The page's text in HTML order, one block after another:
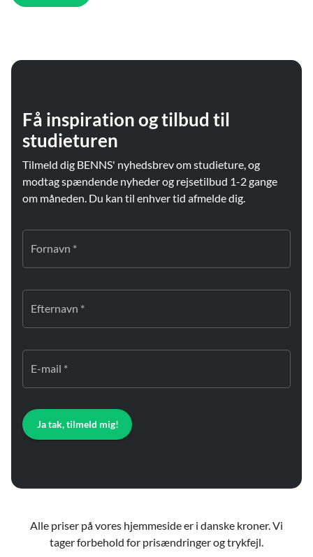
Få inspiration og tilbud til
studieturen
Tilmeld dig BENNS' nyhedsbrev om studieture, og
modtag spændende nyheder og rejsetilbud 1-2 gange
om måneden. Du kan til enhver tid afmelde dig.
Fornavn *
Efternavn *
E-mail *
Ja tak, tilmeld mig!
Alle priser på vores hjemmeside er i danske kroner. Vi
tager forbehold for prisændringer og trykfejl.